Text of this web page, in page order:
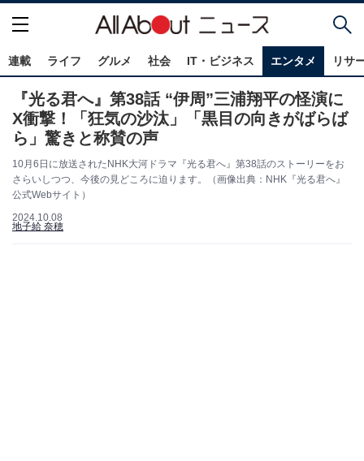
連載 ライフ グルメ 社会 IT・ビジネス エンタメ リサ
『光る君へ』第38話 “伊周”三浦翔平の怪演に
X衝撃！「狂気の沙汰」「黒目の向きがばらば
ら」驚きと称賛の声
10月6日に放送されたNHK大河ドラマ『光る君へ』第38話のストーリーをお
さらいしつつ、今後の見どころに迫ります。（画像出典：NHK『光る君へ』
公式Webサイト）
2024.10.08
地子給 奈穂